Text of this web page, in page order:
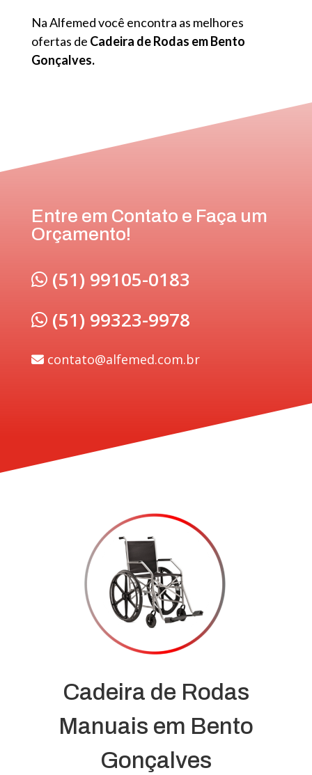
Na Alfemed você encontra as melhores
ofertas de Cadeira de Rodas em Bento
Gonçalves.
Entre em Contato e Faça um
Orçamento!
(51) 99105-0183
(51) 99323-9978
contato@alfemed.com.br
Cadeira de Rodas
Manuais em Bento
Gonçalves